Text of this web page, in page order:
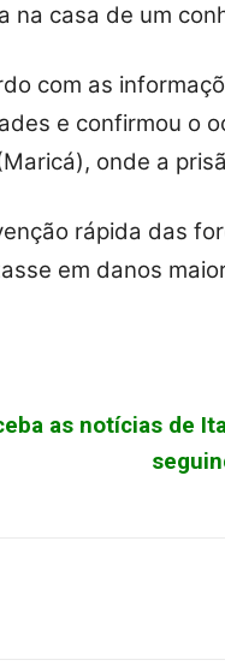
na casa de um
com as
e confirmou o
onde a
rápida das
em danos
as notícias de